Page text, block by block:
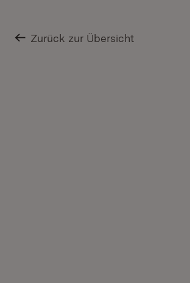
Zurück zur Übersicht